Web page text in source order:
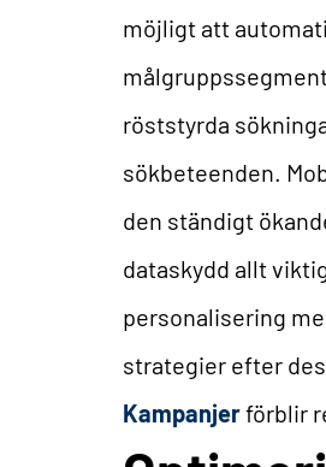
möjligt att
röststyrda
sökbeteenden.
den ständigt
dataskydd allt
personalisering
strategier efter
Kampanjerförblir